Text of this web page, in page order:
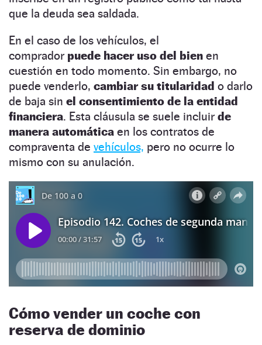
que la deuda sea saldada.
En el caso de los vehículos, el
comprador puede hacer uso del bien en
cuestión en todo momento. Sin embargo, no
puede venderlo, cambiar su titularidad o darlo
de baja sin el consentimiento de la entidad
financiera. Esta cláusula se suele incluir de
manera automática en los contratos de
compraventa de vehículos, pero no ocurre lo
mismo con su anulación.
Cómo vender un coche con
reserva de dominio